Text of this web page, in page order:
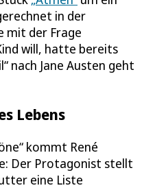
in der
mit der Frage
will, hatte bereits
nach Jane Austen geht
Lebens
kommt René
Der Protagonist stellt
eine Liste